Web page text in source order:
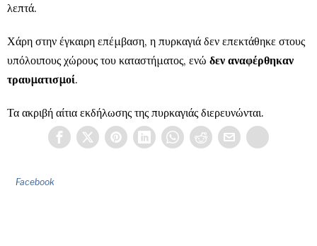
λεπτά.
Χάρη στην έγκαιρη επέμβαση, η πυρκαγιά δεν επεκτάθηκε στους
υπόλοιπους χώρους του καταστήματος, ενώ δεν αναφέρθηκαν
τραυματισμοί.
Τα ακριβή αίτια εκδήλωσης της πυρκαγιάς διερευνώνται.
Facebook